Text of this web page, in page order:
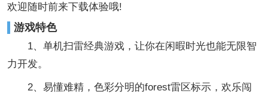
欢迎随时前来下载体验哦!
游戏特色
1、单机扫雷经典游戏，让你在闲暇时光也能无限智
力开发。
2、易懂难精，色彩分明的forest雷区标示，欢乐闯